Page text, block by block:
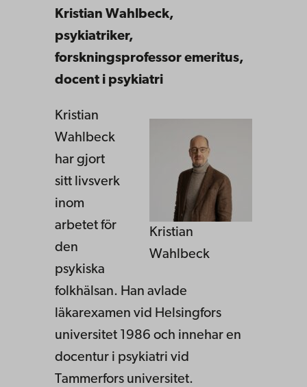
Kristian Wahlbeck,
psykiatriker,
forskningsprofessor emeritus,
docent i psykiatri
Kristian
Wahlbeck
Kristian
Wahlbeck
har gjort
sitt livsverk
inom
arbetet för
den
psykiska
folkhälsan. Han avlade
läkarexamen vid Helsingfors
universitet 1986 och innehar en
docentur i psykiatri vid
Tammerfors universitet.